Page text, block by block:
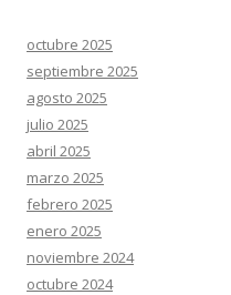
octubre 2025
septiembre 2025
agosto 2025
julio 2025
abril 2025
marzo 2025
febrero 2025
enero 2025
noviembre 2024
octubre 2024